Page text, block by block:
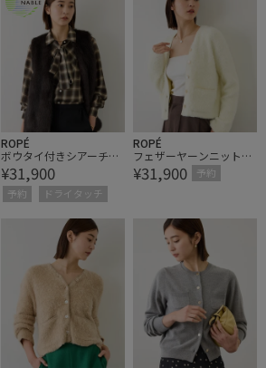
ROPÉ
ボウタイ付きシアーチェ
ックシャツブラウス(取り
外し可能 )/イージーケア
【J'aDoRe・一部店舗限
¥31,900
予約 ドライタッチ
ROPÉ
フェザーヤーンニットカ
ーディガン/イージーケ
¥31,900 予約